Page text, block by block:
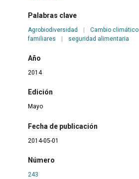
Palabras clave
Agrobiodiversidad | Cambio climático
familiares
| seguridad alimentaria
Año
2014
Edición
Mayo
Fecha de publicación
2014-05-01
Número
243